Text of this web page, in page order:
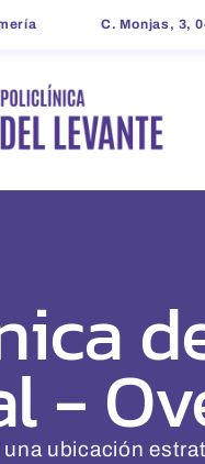
C. Monjas, 3,
-
ubicación